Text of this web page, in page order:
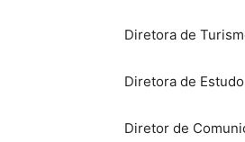
Diretora de
Diretora de
Diretor de